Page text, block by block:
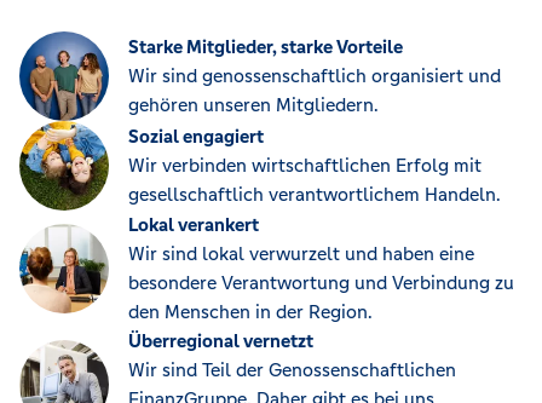
Starke Mitglieder, starke Vorteile
Wir sind genossenschaftlich organisiert und
gehören unseren Mitgliedern.
Sozial engagiert
Wir verbinden wirtschaftlichen Erfolg mit
gesellschaftlich verantwortlichem Handeln.
Lokal verankert
Wir sind lokal verwurzelt und haben eine
besondere Verantwortung und Verbindung zu
den Menschen in der Region.
Überregional vernetzt
Wir sind Teil der Genossenschaftlichen
FinanzGruppe. Daher gibt es bei uns